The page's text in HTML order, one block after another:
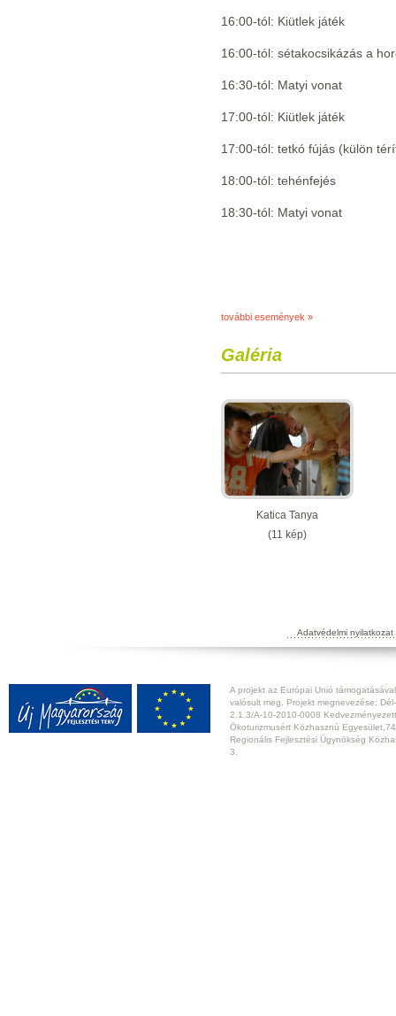
16:00-tól: Kiütlek játék
16:00-tól: sétakocsikázás a
16:30-tól: Matyi vonat
17:00-tól: Kiütlek játék
17:00-tól: tetkó fújás (külön
18:00-tól: tehénfejés
18:30-tól: Matyi vonat
további események »
Galéria
Katica Tanya
(11 kép)
Adatvédelmi nyilatkozat
A projekt az Európai Unió
valósult meg. Projekt megnevezése:
2.1.3/A-10-2010-0008
Ökoturizmusért Közhasznú
Regionális Fejlesztési Ügynökség
3.